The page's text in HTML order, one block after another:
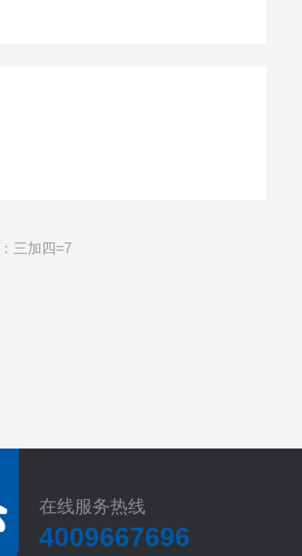
三加四=7
在线服务热线
4009667696